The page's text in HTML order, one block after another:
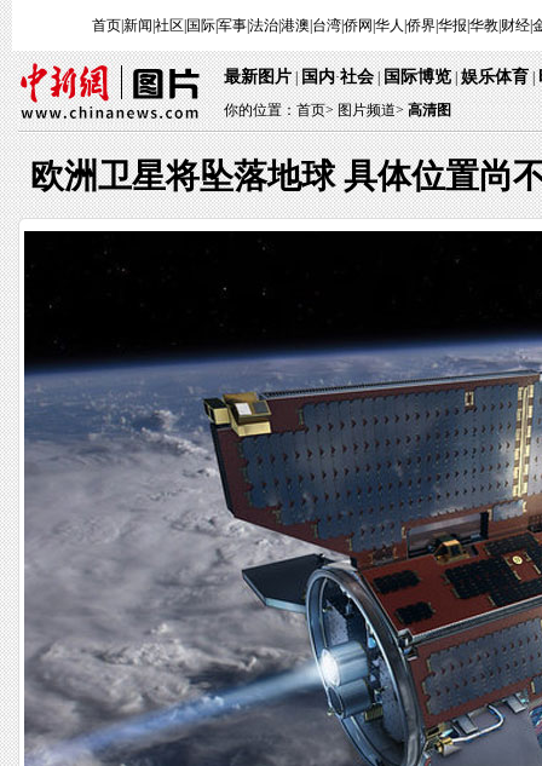
首页|新闻 社区 国际|军事|法治|港澳 台湾|侨网 华人 侨界|华报 华教| 财经|
最新图片|国内·社会|国际博览|娱乐体育|
你的位置：首页>图片频道> 高清图
欧洲卫星将坠落地球 具体位置尚